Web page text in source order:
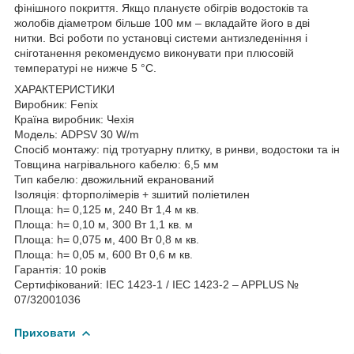
фінішного покриття. Якщо плануєте обігрів водостоків та
жолобів діаметром більше 100 мм – вкладайте його в дві
нитки. Всі роботи по установці системи антизледеніння і
сніготанення рекомендуємо виконувати при плюсовій
температурі не нижче 5 °C.
ХАРАКТЕРИСТИКИ
Виробник: Fenix
Країна виробник: Чехія
Модель: ADPSV 30 W/m
Спосіб монтажу: під тротуарну плитку, в ринви, водостоки та ін
Товщина нагрівального кабелю: 6,5 мм
Тип кабелю: двожильний екранований
Ізоляція: фторполімерів + зшитий поліетилен
Площа: h= 0,125 м, 240 Вт 1,4 м кв.
Площа: h= 0,10 м, 300 Вт 1,1 кв. м
Площа: h= 0,075 м, 400 Вт 0,8 м кв.
Площа: h= 0,05 м, 600 Вт 0,6 м кв.
Гарантія: 10 років
Сертифікований: IEC 1423-1 / IEC 1423-2 – APPLUS №
07/32001036
Приховати